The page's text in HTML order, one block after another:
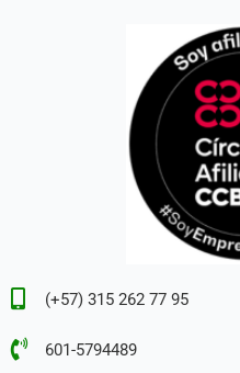
(+57) 315 262 77 95
601-5794489